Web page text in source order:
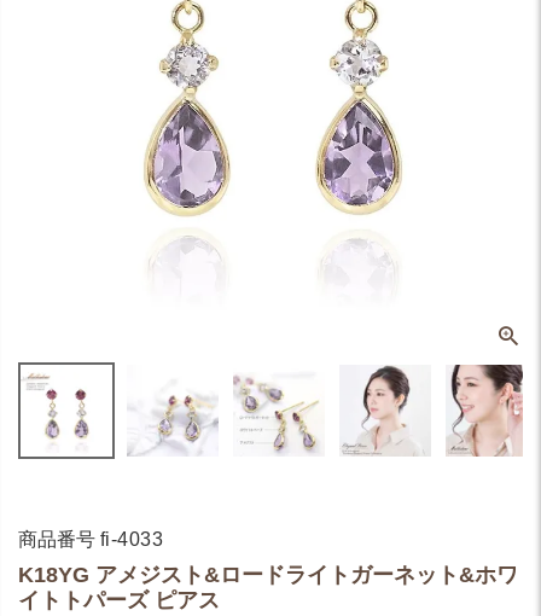
商品番号 fi-4033
K18YG アメジスト&ロードライトガーネット&ホワ
イトトパーズ ピアス